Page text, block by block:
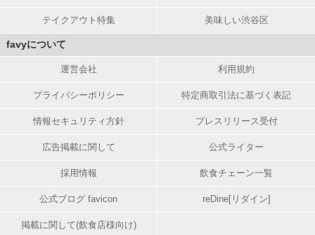
テイクアウト特集 美味しい渋谷区
favyについて
運営会社 利用規約
プライバシーポリシー 特定商取引法に基づく表記
情報セキュリティ方針 プレスリリース受付
広告掲載に関して 公式ライター
採用情報 飲食チェーン一覧
公式ブログ favicon reDine[リダイン]
掲載に関して(飲食店様向け)